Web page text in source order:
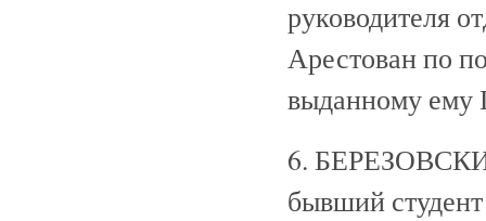
руководителя
Арестован по
выданному ему
6.
бывший